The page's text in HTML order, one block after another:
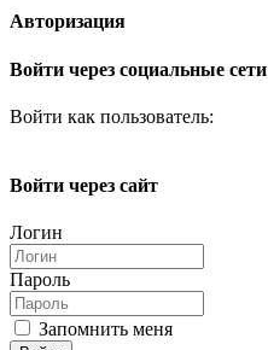
Авторизация
Войти через социальные сети
Войти как пользователь:
Войти через сайт
Логин
Пароль
Запомнить меня